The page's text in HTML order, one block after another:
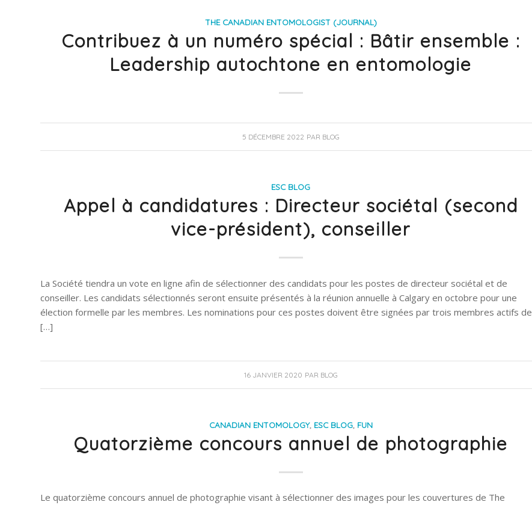
THE CANADIAN ENTOMOLOGIST (JOURNAL)
Contribuez à un numéro spécial : Bâtir ensemble :
Leadership autochtone en entomologie
5 DÉCEMBRE 2022 PAR BLOG
ESC BLOG
Appel à candidatures : Directeur sociétal (second
vice-président), conseiller
La Société tiendra un vote en ligne afin de sélectionner des candidats pour les postes de directeur sociétal et de
conseiller. Les candidats sélectionnés seront ensuite présentés à la réunion annuelle à Calgary en octobre pour une
élection formelle par les membres. Les nominations pour ces postes doivent être signées par trois membres actifs de
[…]
16 JANVIER 2020 PAR BLOG
CANADIAN ENTOMOLOGY, ESC BLOG, FUN
Quatorzième concours annuel de photographie
Le quatorzième concours annuel de photographie visant à sélectionner des images pour les couvertures de The